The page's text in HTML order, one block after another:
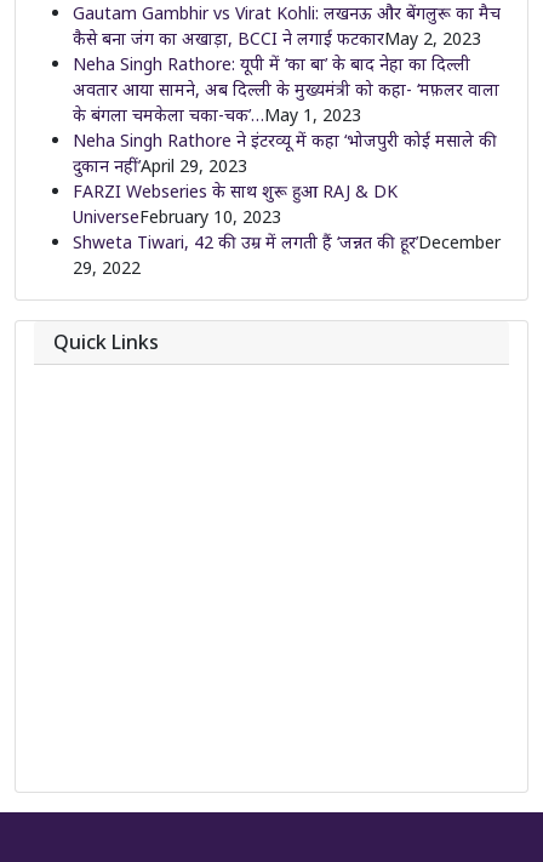
Gautam Gambhir vs Virat Kohli: लखनऊ और बेंगलुरू का मैच
कैसे बना जंग का अखाड़ा, BCCI ने लगाई फटकारMay 2, 2023
Neha Singh Rathore: यूपी में ‘का बा’ के बाद नेहा का दिल्ली
अवतार आया सामने, अब दिल्ली के मुख्यमंत्री को कहा- ‘मफ़लर वाला
के बंगला चमकेला चका-चक’…May 1, 2023
Neha Singh Rathore ने इंटरव्यू में कहा ‘भोजपुरी कोई मसाले की
दुकान नहीं’April 29, 2023
FARZI Webseries के साथ शुरू हुआ RAJ & DK
UniverseFebruary 10, 2023
Shweta Tiwari, 42 की उम्र में लगती हैं ‘जन्नत की हूर’December
29, 2022
Quick Links